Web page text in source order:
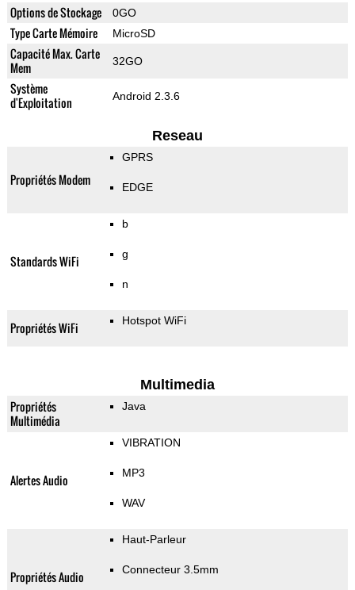
Options de Stockage
0GO
Type Carte Mémoire MicroSD
Capacité Max. Carte
Mem
32GO
Système
d'Exploitation
Android 2.3.6
Reseau
Propriétés Modem
GPRS
EDGE
Standards WiFi
b
g
n
Propriétés WiFi Hotspot WiFi
Multimedia
Propriétés
Multimédia
Java
Alertes Audio
VIBRATION
MP3
WAV
Propriétés Audio
Haut-Parleur
Connecteur 3.5mm